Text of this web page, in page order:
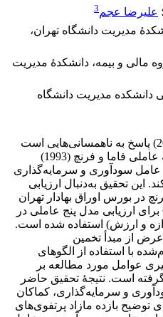
؛ علیرضا عجم 3
مدیریت دانشگاه تهران،
مالی و بیمه، دانشکدۀ مدیریت
مدیریت دانشگاه
مدل پنج عاملی فاما و فرنچ (2015) پاسخ به ناهمسانی‌هایی است
که در آزمون‌های تجربی مدل سه عاملی فاما و فرنچ (1993)
سودآوری و سرمایه‌گذاری
این تحقیق به‌دنبال ارزیابی
در بورس اوراق بهادار تهران
است. بدین‌منظور از آزمون GRS برای ارزیابی مدل پنج عاملی در
و ارزش) استفاده شده ‌است.
عرض از مبدأ تخمین
با استفاده از الگوهای
عوامل مورد مطالعه بر
است. نتیجۀ تحقیق حاضر
و سرمایه‌گذاری، کماکان
بازده مازاد پرتفوی‌های